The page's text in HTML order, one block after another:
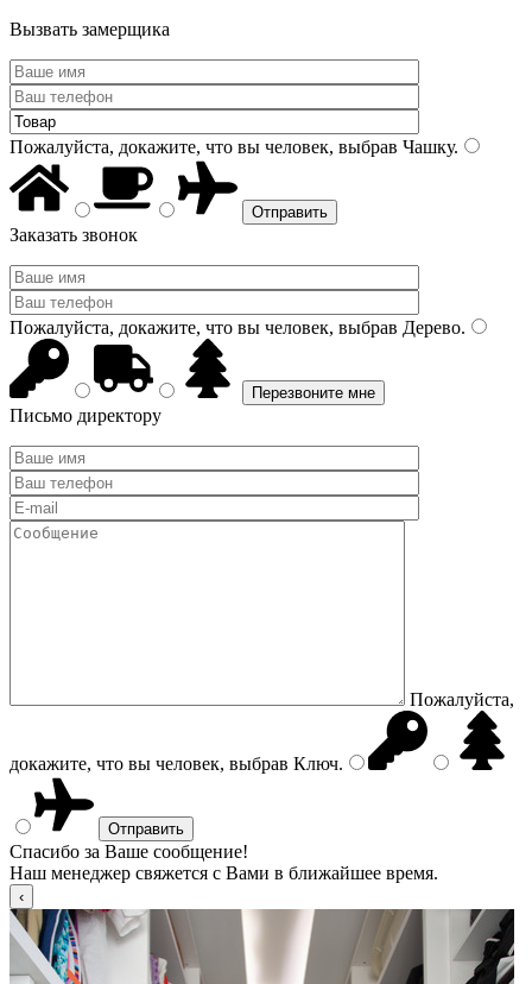
Вызвать замерщика
Пожалуйста, докажите, что вы человек, выбрав Чашку.
Заказать звонок
Пожалуйста, докажите, что вы человек, выбрав Дерево.
Письмо директору
Пожалуйста,
докажите, что вы человек, выбрав Ключ.
Спасибо за Ваше сообщение!
Наш менеджер свяжется с Вами в ближайшее время.